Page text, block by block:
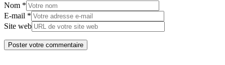
Nom *
E-mail *
Site web